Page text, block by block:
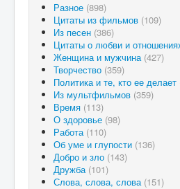
Разное (898)
Цитаты из фильмов (109)
Из песен (386)
Цитаты о любви и
Женщина и мужчина (427)
Творчество (359)
Политика и те, кто ее делает
Из мультфильмов (359)
Время (113)
О здоровье (98)
Работа (110)
Об уме и глупости (136)
Добро и зло (143)
Дружба (101)
Слова, слова, слова (151)